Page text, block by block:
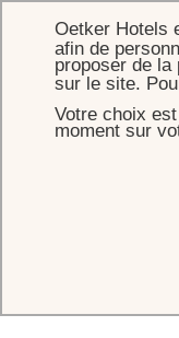
ACCUEIL
Nos Junior Suites
sur la capitale. Elles
luxueuse,
Oetker Hotels
afin de
proposer de
sur le site.
Votre choix
moment sur